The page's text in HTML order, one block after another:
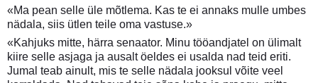
«Ma pean selle üle mõtlema. Kas te ei annaks mulle umbes
nädala, siis ütlen teile oma vastuse.»
«Kahjuks mitte, härra senaator. Minu tööandjatel on ülimalt
kiire selle asjaga ja ausalt öeldes ei usalda nad teid eriti.
Jumal teab ainult, mis te selle nädala jooksul võite veel